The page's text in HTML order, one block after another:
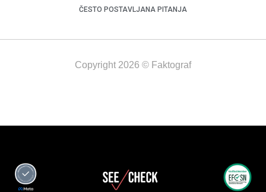
ČESTO POSTAVLJANA PITANJA
Copyright 2026 © Faktograf